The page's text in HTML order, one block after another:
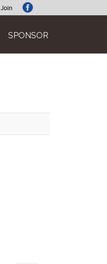
Join
SPONSOR